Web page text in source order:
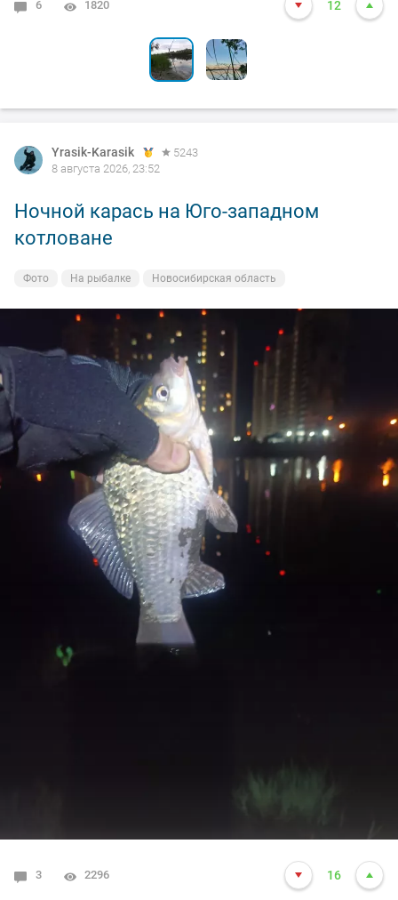
6 1820 12
1 3050 13
Yrasik-Karasik
5243
8 августа 2026, 23:52
Ночной карась на Юго-западном
котловане
Фото На рыбалке Новосибирская область
3 2296 16